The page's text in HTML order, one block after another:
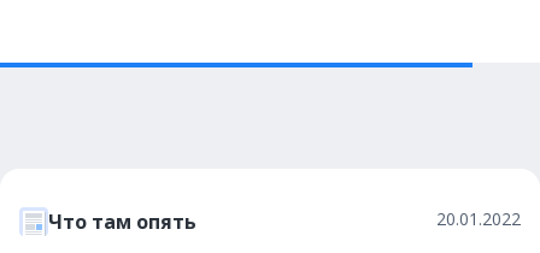
Что там опять 20.01.2022